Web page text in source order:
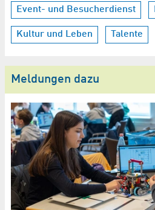
Event- und Besucherdienst
Kultur und Leben Talente
Meldungen dazu